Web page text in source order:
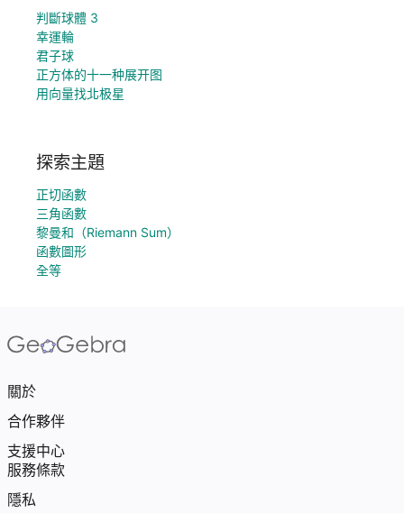
判斷球體 3
幸運輪
君子球
正方体的十一种展开图
用向量找北极星
探索主題
正切函數
三角函數
黎曼和（Riemann Sum）
函數圖形
全等
關於
合作夥伴
支援中心
服務條款
隱私